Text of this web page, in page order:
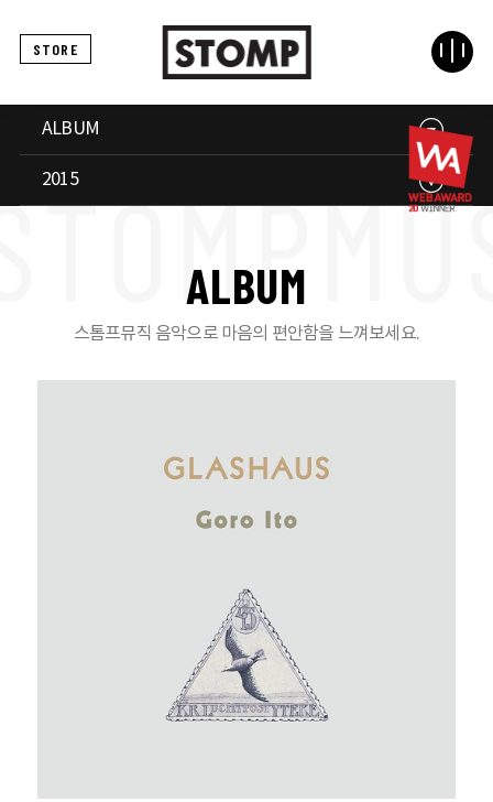
STORE
ALBUM
2015
ALBUM
스톰프뮤직 음악으로 마음의 편안함을 느껴보세요.